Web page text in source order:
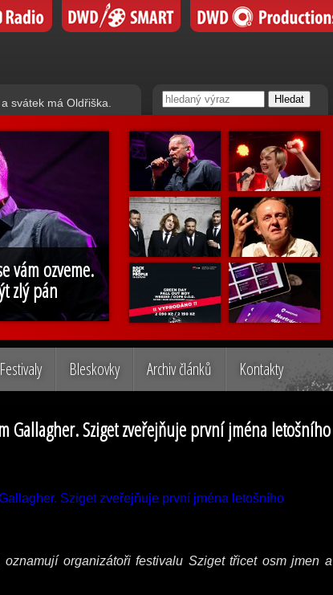
svátek má Oldřiška.
vám ozveme.
zlý pán
Festivaly Bleskovky Archiv článků Kontakty
Gallagher. Sziget zveřejňuje první jména letošního
organizátoři festivalu Sziget třicet osm jmen a